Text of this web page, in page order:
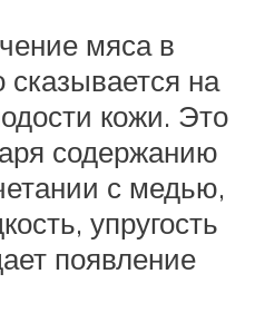
мяса в
сказывается на
кожи. Это
содержанию
с медью,
упругость
появление